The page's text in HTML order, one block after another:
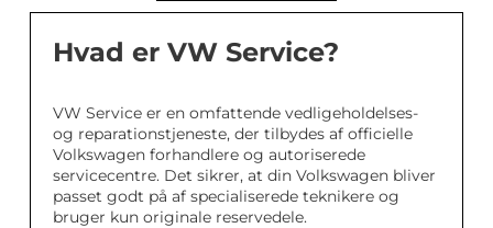
Hvad er VW Service?
VW Service er en omfattende vedligeholdelses-
og reparationstjeneste, der tilbydes af officielle
Volkswagen forhandlere og autoriserede
servicecentre. Det sikrer, at din Volkswagen bliver
passet godt på af specialiserede teknikere og
bruger kun originale reservedele.